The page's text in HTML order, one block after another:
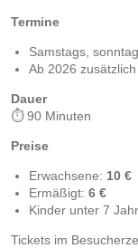
Termine
Samstags,
Ab 2026 zusätzlich
Dauer
⏱ 90 Minuten
Preise
Erwachsene: 10 €
Ermäßigt: 6 €
Kinder unter 7
Tickets im